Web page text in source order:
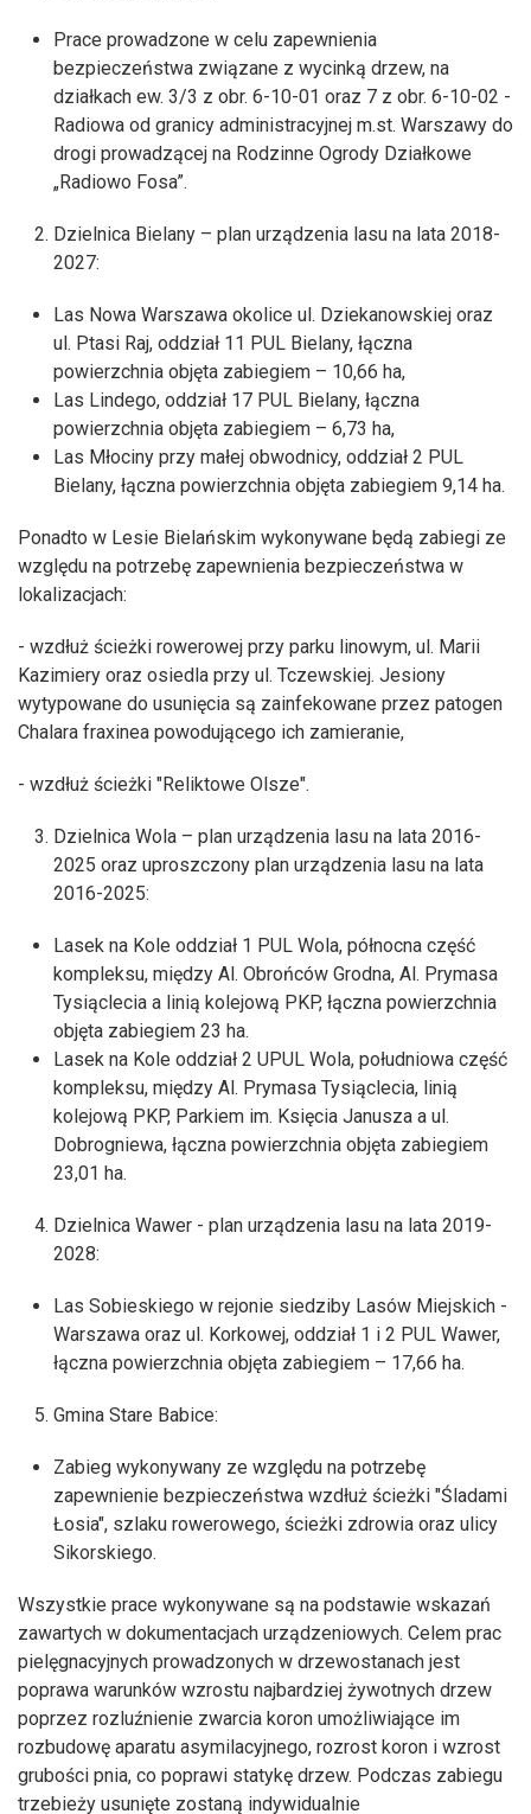
Prace prowadzone w celu zapewnienia
bezpieczeństwa związane z wycinką drzew, na
działkach ew. 3/3 z obr. 6-10-01 oraz 7 z obr. 6-10-02 -
Radiowa od granicy administracyjnej m.st. Warszawy do
drogi prowadzącej na Rodzinne Ogrody Działkowe
„Radiowo Fosa”.
Dzielnica Bielany – plan urządzenia lasu na lata 2018-
2027:
Las Nowa Warszawa okolice ul. Dziekanowskiej oraz
ul. Ptasi Raj, oddział 11 PUL Bielany, łączna
powierzchnia objęta zabiegiem – 10,66 ha,
Las Lindego, oddział 17 PUL Bielany, łączna
powierzchnia objęta zabiegiem – 6,73 ha,
Las Młociny przy małej obwodnicy, oddział 2 PUL
Bielany, łączna powierzchnia objęta zabiegiem 9,14 ha.
Ponadto w Lesie Bielańskim wykonywane będą zabiegi ze
względu na potrzebę zapewnienia bezpieczeństwa w
lokalizacjach:
- wzdłuż ścieżki rowerowej przy parku linowym, ul. Marii
Kazimiery oraz osiedla przy ul. Tczewskiej. Jesiony
wytypowane do usunięcia są zainfekowane przez patogen
Chalara fraxinea powodującego ich zamieranie,
- wzdłuż ścieżki "Reliktowe Olsze".
Dzielnica Wola – plan urządzenia lasu na lata 2016-
2025 oraz uproszczony plan urządzenia lasu na lata
2016-2025:
Lasek na Kole oddział 1 PUL Wola, północna część
kompleksu, między Al. Obrońców Grodna, Al. Prymasa
Tysiąclecia a linią kolejową PKP, łączna powierzchnia
objęta zabiegiem 23 ha.
Lasek na Kole oddział 2 UPUL Wola, południowa część
kompleksu, między Al. Prymasa Tysiąclecia, linią
kolejową PKP, Parkiem im. Księcia Janusza a ul.
Dobrogniewa, łączna powierzchnia objęta zabiegiem
23,01 ha.
Dzielnica Wawer - plan urządzenia lasu na lata 2019-
2028:
Las Sobieskiego w rejonie siedziby Lasów Miejskich -
Warszawa oraz ul. Korkowej, oddział 1 i 2 PUL Wawer,
łączna powierzchnia objęta zabiegiem – 17,66 ha.
Gmina Stare Babice:
Zabieg wykonywany ze względu na potrzebę
zapewnienie bezpieczeństwa wzdłuż ścieżki "Śladami
Łosia", szlaku rowerowego, ścieżki zdrowia oraz ulicy
Sikorskiego.
Wszystkie prace wykonywane są na podstawie wskazań
zawartych w dokumentacjach urządzeniowych. Celem prac
pielęgnacyjnych prowadzonych w drzewostanach jest
poprawa warunków wzrostu najbardziej żywotnych drzew
poprzez rozluźnienie zwarcia koron umożliwiające im
rozbudowę aparatu asymilacyjnego, rozrost koron i wzrost
grubości pnia, co poprawi statykę drzew. Podczas zabiegu
trzebieży usunięte zostaną indywidualnie